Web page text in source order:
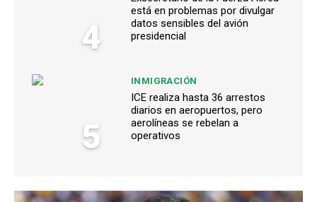
4
está en problemas por divulgar
datos sensibles del avión
presidencial
5
INMIGRACIÓN
ICE realiza hasta 36 arrestos
diarios en aeropuertos, pero
aerolíneas se rebelan a
operativos